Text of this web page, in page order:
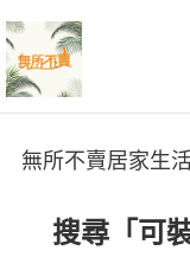
無所不賣居家生活
無所不賣居家生
搜尋「可